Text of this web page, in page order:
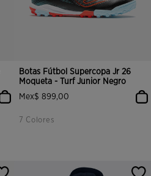
Botas Fútbol Supercopa Jr 26
Moqueta - Turf Junior Negro
Mex$ 899,00
7 Colores